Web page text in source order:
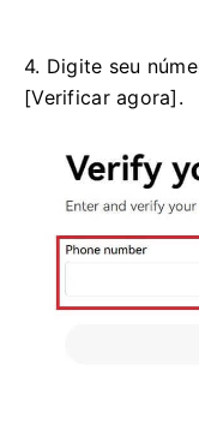
4. Digite seu
[Verificar agora].